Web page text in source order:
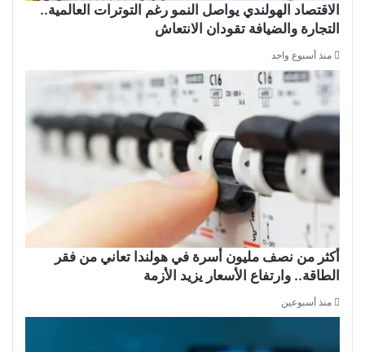
الاقتصاد الهولندي يواصل النمو رغم التوترات العالمية..
التجارة والضيافة تقودان الانتعاش
منذ أسبوع واحد
أكثر من نصف مليون أسرة في هولندا تعاني من فقر
الطاقة.. وارتفاع الأسعار يزيد الأزمة
منذ أسبوعين